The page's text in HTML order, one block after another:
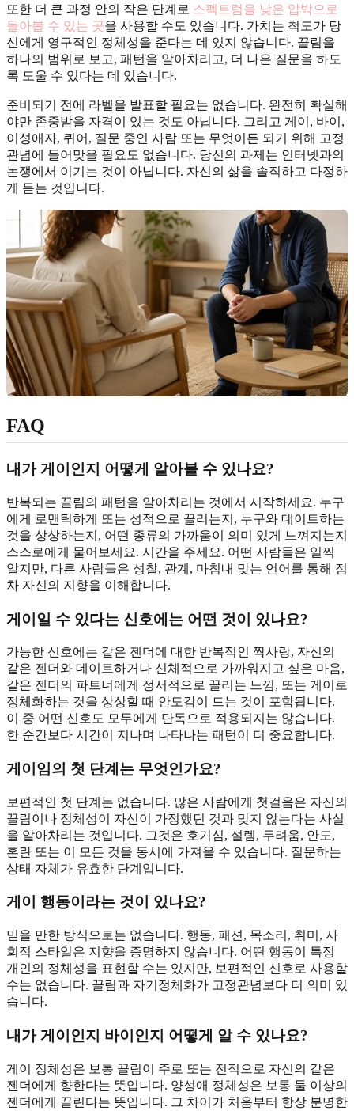
또한 더 큰 과정 안의 작은 단계로 스펙트럼을 낮은 압박으로
돌아볼 수 있는 곳을 사용할 수도 있습니다. 가치는 척도가 당
신에게 영구적인 정체성을 준다는 데 있지 않습니다. 끌림을
하나의 범위로 보고, 패턴을 알아차리고, 더 나은 질문을 하도
록 도울 수 있다는 데 있습니다.
준비되기 전에 라벨을 발표할 필요는 없습니다. 완전히 확실해
야만 존중받을 자격이 있는 것도 아닙니다. 그리고 게이, 바이,
이성애자, 퀴어, 질문 중인 사람 또는 무엇이든 되기 위해 고정
관념에 들어맞을 필요도 없습니다. 당신의 과제는 인터넷과의
논쟁에서 이기는 것이 아닙니다. 자신의 삶을 솔직하고 다정하
게 듣는 것입니다.
FAQ
내가 게이인지 어떻게 알아볼 수 있나요?
반복되는 끌림의 패턴을 알아차리는 것에서 시작하세요. 누구
에게 로맨틱하게 또는 성적으로 끌리는지, 누구와 데이트하는
것을 상상하는지, 어떤 종류의 가까움이 의미 있게 느껴지는지
스스로에게 물어보세요. 시간을 주세요. 어떤 사람들은 일찍
알지만, 다른 사람들은 성찰, 관계, 마침내 맞는 언어를 통해 점
차 자신의 지향을 이해합니다.
게이일 수 있다는 신호에는 어떤 것이 있나요?
가능한 신호에는 같은 젠더에 대한 반복적인 짝사랑, 자신의
같은 젠더와 데이트하거나 신체적으로 가까워지고 싶은 마음,
같은 젠더의 파트너에게 정서적으로 끌리는 느낌, 또는 게이로
정체화하는 것을 상상할 때 안도감이 드는 것이 포함됩니다.
이 중 어떤 신호도 모두에게 단독으로 적용되지는 않습니다.
한 순간보다 시간이 지나며 나타나는 패턴이 더 중요합니다.
게이임의 첫 단계는 무엇인가요?
보편적인 첫 단계는 없습니다. 많은 사람에게 첫걸음은 자신의
끌림이나 정체성이 자신이 가정했던 것과 맞지 않는다는 사실
을 알아차리는 것입니다. 그것은 호기심, 설렘, 두려움, 안도,
혼란 또는 이 모든 것을 동시에 가져올 수 있습니다. 질문하는
상태 자체가 유효한 단계입니다.
게이 행동이라는 것이 있나요?
믿을 만한 방식으로는 없습니다. 행동, 패션, 목소리, 취미, 사
회적 스타일은 지향을 증명하지 않습니다. 어떤 행동이 특정
개인의 정체성을 표현할 수는 있지만, 보편적인 신호로 사용할
수는 없습니다. 끌림과 자기정체화가 고정관념보다 더 의미 있
습니다.
내가 게이인지 바이인지 어떻게 알 수 있나요?
게이 정체성은 보통 끌림이 주로 또는 전적으로 자신의 같은
젠더에게 향한다는 뜻입니다. 양성애 정체성은 보통 둘 이상의
젠더에게 끌린다는 뜻입니다. 그 차이가 처음부터 항상 분명한